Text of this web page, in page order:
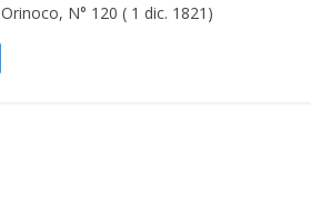
N° 120 ( 1 dic. 1821)